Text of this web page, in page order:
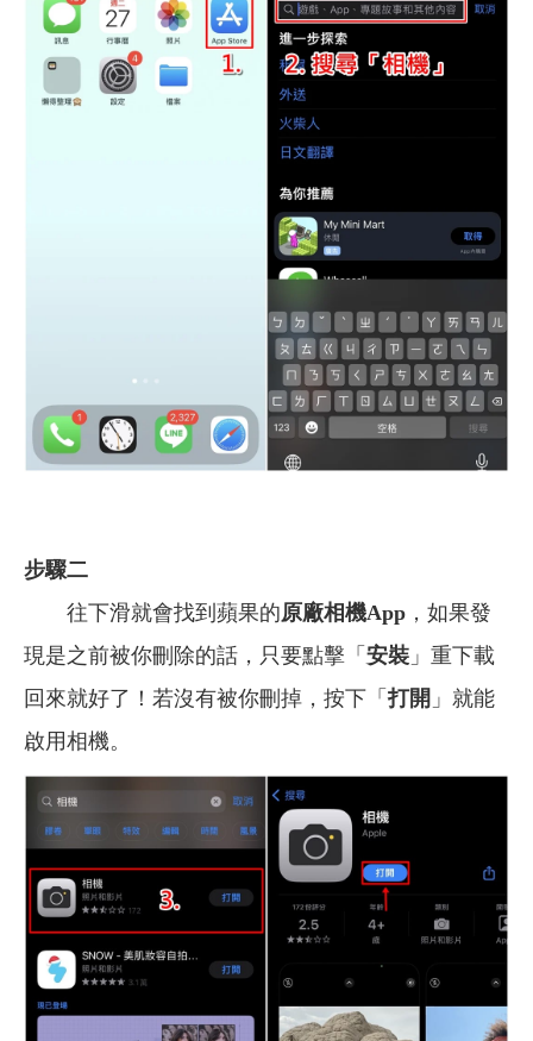
步驟二
往下滑就會找到蘋果的原廠相機App ，如果發
現是之前被你刪除的話，只要點擊「 安裝 」重下載
回來就好了！若沒有被你刪掉，按下「打開 」就能
啟用相機。